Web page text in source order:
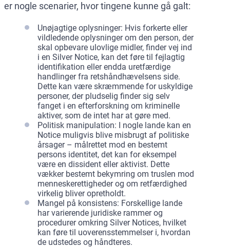
er nogle scenarier, hvor tingene kunne gå galt:
Unøjagtige oplysninger: Hvis forkerte eller
vildledende oplysninger om den person, der
skal opbevare ulovlige midler, finder vej ind
i en Silver Notice, kan det føre til fejlagtig
identifikation eller endda uretfærdige
handlinger fra retshåndhævelsens side.
Dette kan være skræmmende for uskyldige
personer, der pludselig finder sig selv
fanget i en efterforskning om kriminelle
aktiver, som de intet har at gøre med.
Politisk manipulation: I nogle lande kan en
Notice muligvis blive misbrugt af politiske
årsager – målrettet mod en bestemt
persons identitet, det kan for eksempel
være en dissident eller aktivist. Dette
vækker bestemt bekymring om truslen mod
menneskerettigheder og om retfærdighed
virkelig bliver opretholdt.
Mangel på konsistens: Forskellige lande
har varierende juridiske rammer og
procedurer omkring Silver Notices, hvilket
kan føre til uoverensstemmelser i, hvordan
de udstedes og håndteres.